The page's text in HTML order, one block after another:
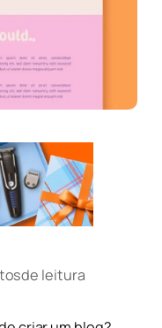
de leitura